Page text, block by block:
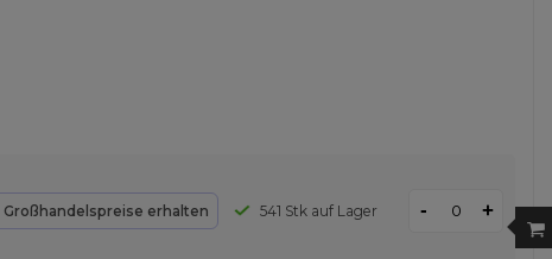
Großhandelspreise erhalten 541 Stk auf Lager - +